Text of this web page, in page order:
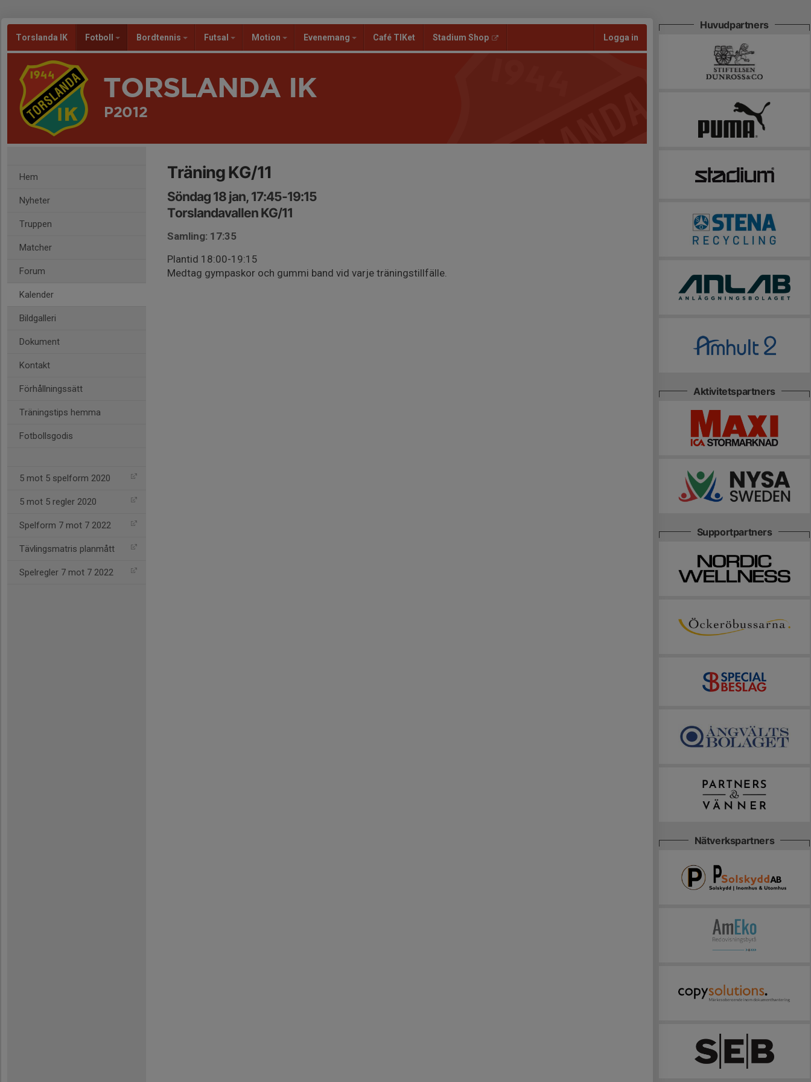
Torslanda IK Fotboll Bordtennis Futsal Motion Evenemang Café TIKet Stadium Shop Logga in
TORSLANDA IK
P2012
Hem
Nyheter
Truppen
Matcher
Forum
Kalender
Bildgalleri
Dokument
Kontakt
Förhållningssätt
Träningstips hemma
Fotbollsgodis
5 mot 5 spelform 2020
5 mot 5 regler 2020
Spelform 7 mot 7 2022
Tävlingsmatris planmått
Spelregler 7 mot 7 2022
Träning KG/11
Söndag 18 jan, 17:45-19:15
Torslandavallen KG/11
Samling: 17:35
Plantid 18:00-19:15
Medtag gympaskor och gummi band vid varje träningstillfälle.
Huvudpartners
Aktivitetspartners
Supportpartners
Nätverkspartners